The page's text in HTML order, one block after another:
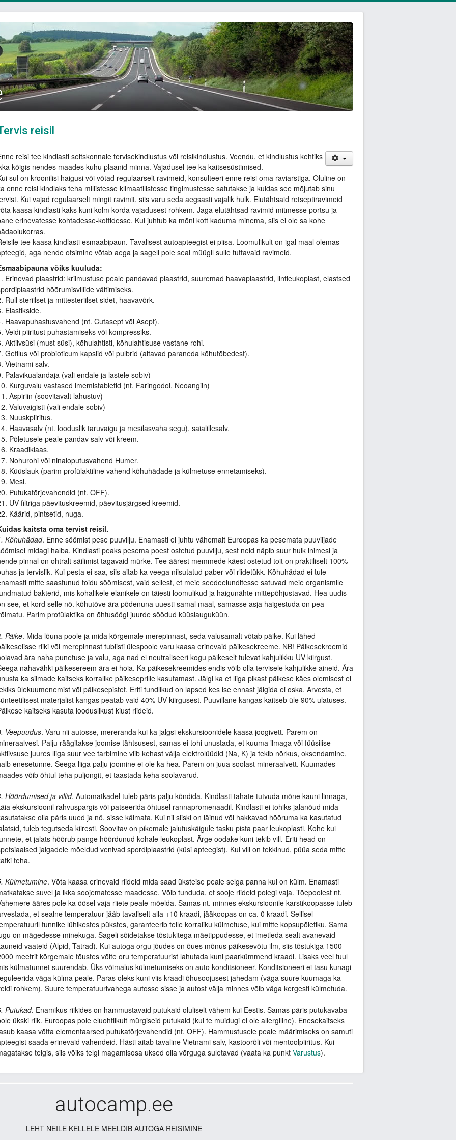
reisil
reisi tee kindlasti seltskonnale tervisekindlustus või reisikindlustus. Veendu, et kindlustus kehtiks
kõigis nendes maades kuhu plaanid minna. Vajadusel tee ka kaitsesüstimised.
sul on kroonilisi haigusi või võtad regulaarselt ravimeid, konsulteeri enne reisi oma raviarstiga. Oluline on
enne reisi kindlaks teha millistesse klimaatilistesse tingimustesse satutakse ja kuidas see mõjutab sinu
Kui vajad regulaarselt mingit ravimit, siis varu seda aegsasti vajalik hulk. Elutähtsaid retseptiravimeid
kaasa kindlasti kaks kuni kolm korda vajadusest rohkem. Jaga elutähtsad ravimid mitmesse portsu ja
erinevatesse kohtadesse-kottidesse. Kui juhtub ka mõni kott kaduma minema, siis ei ole sa kohe
tee kaasa kindlasti esmaabipaun. Tavalisest autoapteegist ei piisa. Loomulikult on igal maal olemas
aga nende otsimine võtab aega ja sageli pole seal müügil sulle tuttavaid ravimeid.
võiks kuuluda:
Erinevad plaastrid: kriimustuse peale pandavad plaastrid, suuremad haavaplaastrid, lintleukoplast, elastsed
hõõrumisvillide vältimiseks.
Rull steriilset ja mittesteriilset sidet, haavavõrk.
Elastikside.
Haavapuhastusvahend (nt. Cutasept või Asept).
Veidi piiritust puhastamiseks või kompressiks.
Aktiivsüsi (must süsi), kõhulahtisti, kõhulahtisuse vastane rohi.
Gefilus või probioticum kapslid või pulbrid (aitavad paraneda kõhutõbedest).
Vietnami salv.
Palavikualandaja (vali endale ja lastele sobiv)
Kurguvalu vastased imemistabletid (nt. Faringodol, Neoangiin)
Aspiriin (soovitavalt lahustuv)
Valuvaigisti (vali endale sobiv)
Nuuskpiiritus.
Haavasalv (nt. looduslik taruvaigu ja mesilasvaha segu), saialillesalv.
Põletusele peale pandav salv või kreem.
Kraadiklaas.
Nohurohi või ninaloputusvahend Humer.
Küüslauk (parim profülaktiline vahend kõhuhädade ja külmetuse ennetamiseks).
Mesi.
Putukatõrjevahendid (nt. OFF).
UV filtriga päevituskreemid, päevitusjärgsed kreemid.
Käärid, pintsetid, nuga.
kaitsta oma tervist reisil.
Kõhuhädad. Enne söömist pese puuvilju. Enamasti ei juhtu vähemalt Euroopas ka pesemata puuviljade
midagi halba. Kindlasti peaks pesema poest ostetud puuvilju, sest neid näpib suur hulk inimesi ja
pinnal on ohtralt säilimist tagavaid mürke. Tee äärest memmede käest ostetud toit on praktiliselt 100%
ja tervislik. Kui pesta ei saa, siis aitab ka veega niisutatud paber või riidetükk. Kõhuhädad ei tule
mitte saastunud toidu söömisest, vaid sellest, et meie seedeelunditesse satuvad meie organismile
bakterid, mis kohalikele elanikele on täiesti loomulikud ja haigunähte mittepõhjustavad. Hea uudis
see, et kord selle nö. kõhutõve ära põdenuna uuesti samal maal, samasse asja haigestuda on pea
Parim profülaktika on õhtusöögi juurde söödud küüslauguküün.
Päike. Mida lõuna poole ja mida kõrgemale merepinnast, seda valusamalt võtab päike. Kui lähed
riiki või merepinnast tublisti ülespoole varu kaasa erinevaid päikesekreeme. NB! Päikesekreemid
ära naha punetuse ja valu, aga nad ei neutraliseeri kogu päikeselt tulevat kahjulikku UV kiirgust.
nahavähki päikesereem ära ei hoia. Ka päikesekreemides endis võib olla tervisele kahjulikke aineid. Ära
ka silmade kaitseks korralike päikeseprille kasutamast. Jälgi ka et liiga pikast päikese käes olemisest ei
ülekuumenemist või päikesepistet. Eriti tundlikud on lapsed kes ise ennast jälgida ei oska. Arvesta, et
materjalist kangas peatab vaid 40% UV kiirgusest. Puuvillane kangas kaitseb üle 90% ulatuses.
kaitseks kasuta looduslikust kiust riideid.
Veepuudus. Varu nii autosse, mereranda kui ka jalgsi ekskursioonidele kaasa joogivett. Parem on
Palju räägitakse joomise tähtsusest, samas ei tohi unustada, et kuuma ilmaga või füüsilise
juures liiga suur vee tarbimine viib kehast välja elektrolüüdid (Na, K) ja tekib nõrkus, oksendamine,
enesetunne. Seega liiga palju joomine ei ole ka hea. Parem on juua soolast mineraalvett. Kuumades
võib õhtul teha puljongit, et taastada keha soolavarud.
Hõõrdumised ja villid. Automatkadel tuleb päris palju kõndida. Kindlasti tahate tutvuda mõne kauni linnaga,
ekskursioonil rahvuspargis või patseerida õhtusel rannapromenaadil. Kindlasti ei tohiks jalanõud mida
olla päris uued ja nö. sisse käimata. Kui nii siiski on läinud või hakkavad hõõruma ka kasutatud
tuleb tegutseda kiiresti. Soovitav on pikemale jalutuskäigule tasku pista paar leukoplasti. Kohe kui
et jalats hõõrub pange hõõrdunud kohale leukoplast. Ärge oodake kuni tekib vill. Eriti head on
jalgadele mõeldud venivad spordiplaastrid (küsi apteegist). Kui vill on tekkinud, püüa seda mitte
teha.
Külmetumine. Võta kaasa erinevaid riideid mida saad üksteise peale selga panna kui on külm. Enamasti
suvel ja ikka soojematesse maadesse. Võib tunduda, et sooje riideid polegi vaja. Tõepoolest nt.
ääres pole ka öösel vaja riiete peale mõelda. Samas nt. minnes ekskursioonile karstikoopasse tuleb
et sealne temperatuur jääb tavaliselt alla +10 kraadi, jääkoopas on ca. 0 kraadi. Sellisel
tunnike lühikestes pükstes, garanteerib teile korraliku külmetuse, kui mitte kopsupõletiku. Sama
on mägedesse minekuga. Sageli sõidetakse tõstukitega mäetippudesse, et imetleda sealt avanevaid
vaateid (Alpid, Tatrad). Kui autoga orgu jõudes on õues mõnus päikesevõtu ilm, siis tõstukiga 1500-
meetrit kõrgemale tõustes võite oru temperatuurist lahutada kuni paarkümmend kraadi. Lisaks veel tuul
külmatunnet suurendab. Üks võimalus külmetumiseks on auto konditsioneer. Konditsioneeri ei tasu kunagi
väga külma peale. Paras oleks kuni viis kraadi õhusoojusest jahedam (väga suure kuumaga ka
rohkem). Suure temperatuurivahega autosse sisse ja autost välja minnes võib väga kergesti külmetuda.
Putukad. Enamikus riikides on hammustavaid putukaid oluliselt vähem kui Eestis. Samas päris putukavaba
ükski riik. Euroopas pole eluohtlikult mürgiseid putukaid (kui te muidugi ei ole allergiline). Enesekaitseks
kaasa võtta elementaarsed putukatõrjevahendid (nt. OFF). Hammustusele peale määrimiseks on samuti
saada erinevaid vahendeid. Hästi aitab tavaline Vietnami salv, kastoorõli või mentoolpiiritus. Kui
telgis, siis võiks telgi magamisosa uksed olla võrguga suletavad (vaata ka punkt Varustus).
autocamp.ee
LEHT NEILE KELLELE MEELDIB AUTOGA REISIMINE